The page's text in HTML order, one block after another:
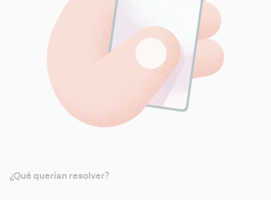
¿Qué querían resolver?